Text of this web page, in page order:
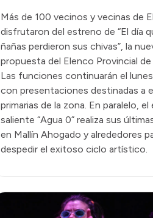
Más de 100 vecinos y vecinas de
disfrutaron del estreno de “El día
ñañas perdieron sus chivas”, la
propuesta del Elenco Provincial de
Las funciones continuarán el
con presentaciones destinadas a
primarias de la zona. En paralelo, el
saliente “Agua 0” realiza sus
en Mallín Ahogado y alrededores
despedir el exitoso ciclo artístico.